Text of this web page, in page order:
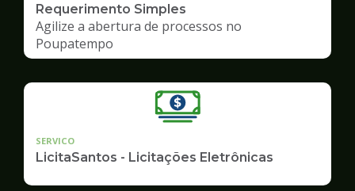
Requerimento Simples
Agilize a abertura de processos no
Poupatempo
SERVICO
LicitaSantos - Licitações Eletrônicas